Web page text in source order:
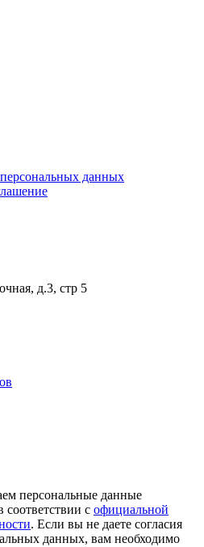
данных
д.3, стр 5
персональные данные
соответствии с официальной
. Если вы не даете согласия
данных, вам необходимо